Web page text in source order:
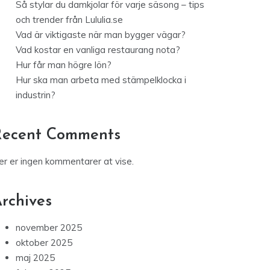
Så stylar du damkjolar för varje säsong – tips
och trender från Lululia.se
Vad är viktigaste när man bygger vägar?
Vad kostar en vanliga restaurang nota?
Hur får man högre lön?
Hur ska man arbeta med stämpelklocka i
industrin?
Comments
er ingen kommentarer at vise.
november 2025
oktober 2025
maj 2025